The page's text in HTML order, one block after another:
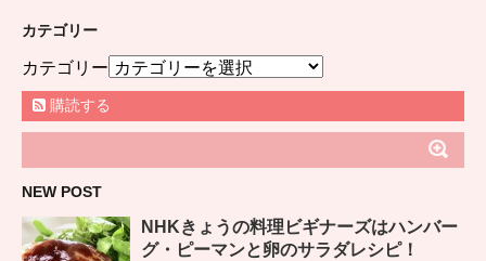
カテゴリー
カテゴリー
購読する
NEW POST
NHKきょうの料理ビギナーズはハンバー
グ・ピーマンと卵のサラダレシピ！